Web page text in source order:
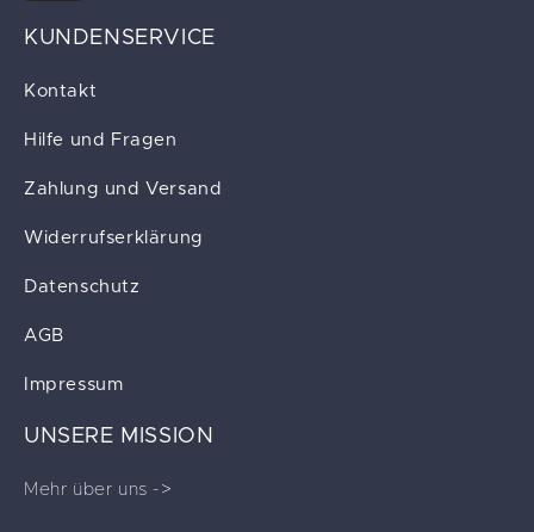
KUNDENSERVICE
Kontakt
Hilfe und Fragen
Zahlung und Versand
Widerrufserklärung
Datenschutz
AGB
Impressum
UNSERE MISSION
Mehr über uns ->